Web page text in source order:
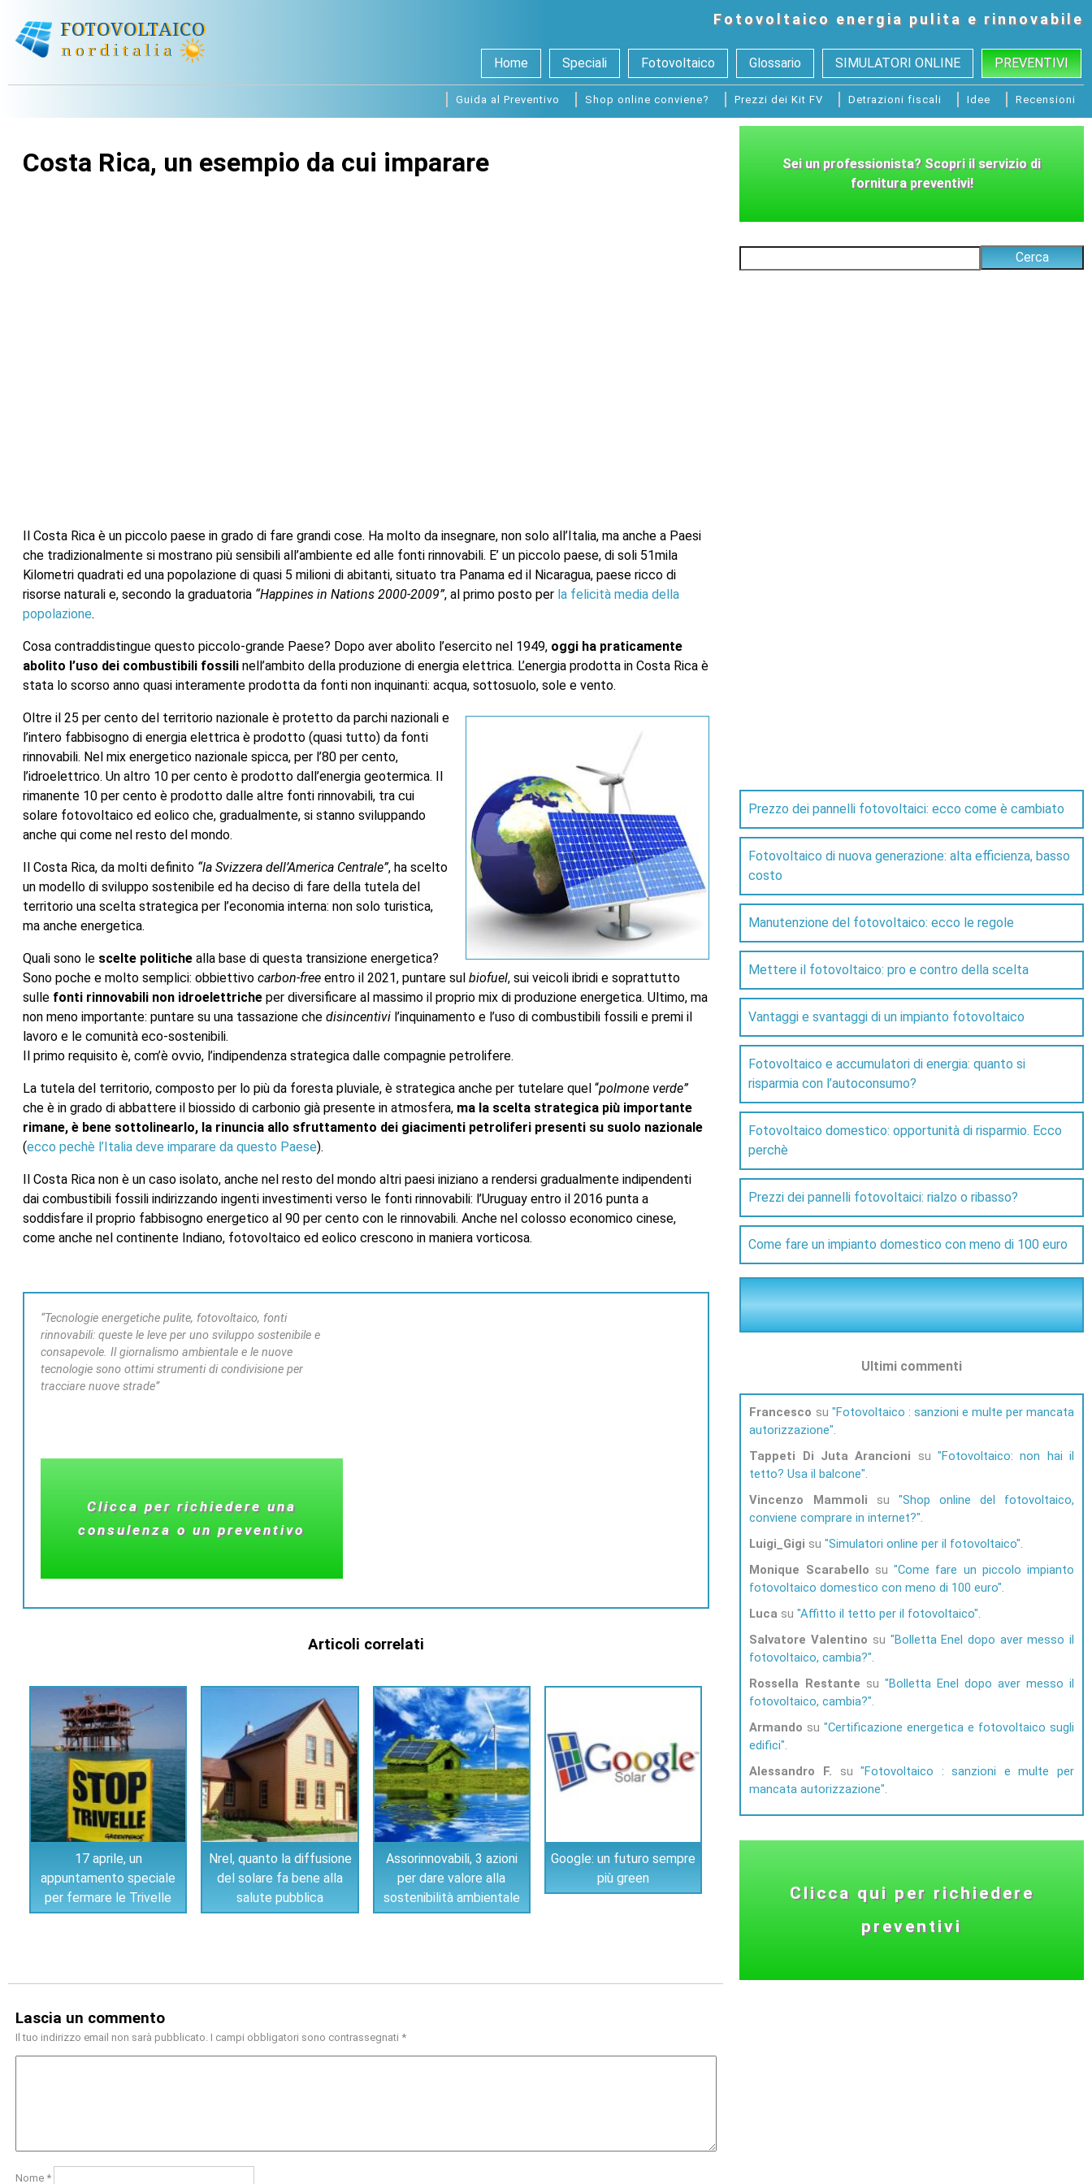
Fotovoltaico energia pulita e rinnovabile
Home Speciali Fotovoltaico Glossario SIMULATORI ONLINE PREVENTIVI
Guida al Preventivo Shop online conviene? Prezzi dei Kit FV Detrazioni fiscali Idee Recensioni
Costa Rica, un esempio da cui imparare
Il Costa Rica è un piccolo paese in grado di fare grandi cose. Ha molto da insegnare, non solo all’Italia, ma anche a Paesi
che tradizionalmente si mostrano più sensibili all’ambiente ed alle fonti rinnovabili. E’ un piccolo paese, di soli 51mila
Kilometri quadrati ed una popolazione di quasi 5 milioni di abitanti, situato tra Panama ed il Nicaragua, paese ricco di
risorse naturali e, secondo la graduatoria “Happines in Nations 2000-2009”, al primo posto per la felicità media della
popolazione.
Cosa contraddistingue questo piccolo-grande Paese? Dopo aver abolito l’esercito nel 1949, oggi ha praticamente
abolito l’uso dei combustibili fossilinell’ambito della produzione di energia elettrica. L’energia prodotta in Costa Rica è
stata lo scorso anno quasi interamente prodotta da fonti non inquinanti: acqua, sottosuolo, sole e vento.
Oltre il 25 per cento del territorio nazionale è protetto da parchi nazionali e
l’intero fabbisogno di energia elettrica è prodotto (quasi tutto) da fonti
rinnovabili. Nel mix energetico nazionale spicca, per l’80 per cento,
l’idroelettrico. Un altro 10 per cento è prodotto dall’energia geotermica. Il
rimanente 10 per cento è prodotto dalle altre fonti rinnovabili, tra cui
solare fotovoltaico ed eolico che, gradualmente, si stanno sviluppando
anche qui come nel resto del mondo.
Il Costa Rica, da molti definito “la Svizzera dell’America Centrale”, ha scelto
un modello di sviluppo sostenibile ed ha deciso di fare della tutela del
territorio una scelta strategica per l’economia interna: non solo turistica,
ma anche energetica.
Quali sono le scelte politichealla base di questa transizione energetica?
Sono poche e molto semplici: obbiettivo carbon-freeentro il 2021, puntare sul biofuel, sui veicoli ibridi e soprattutto
sulle fonti rinnovabili non idroelettricheper diversificare al massimo il proprio mix di produzione energetica. Ultimo, ma
non meno importante: puntare su una tassazione che disincentivil’inquinamento e l’uso di combustibili fossili e premi il
lavoro e le comunità eco-sostenibili.
Il primo requisito è, com’è ovvio, l’indipendenza strategica dalle compagnie petrolifere.
La tutela del territorio, composto per lo più da foresta pluviale, è strategica anche per tutelare quel “polmone verde”
che è in grado di abbattere il biossido di carbonio già presente in atmosfera, ma la scelta strategica più importante
rimane, è bene sottolinearlo, la rinuncia allo sfruttamento dei giacimenti petroliferi presenti su suolo nazionale
(ecco pechè l’Italia deve imparare da questo Paese).
Il Costa Rica non è un caso isolato, anche nel resto del mondo altri paesi iniziano a rendersi gradualmente indipendenti
dai combustibili fossili indirizzando ingenti investimenti verso le fonti rinnovabili: l’Uruguay entro il 2016 punta a
soddisfare il proprio fabbisogno energetico al 90 per cento con le rinnovabili. Anche nel colosso economico cinese,
come anche nel continente Indiano, fotovoltaico ed eolico crescono in maniera vorticosa.
“Tecnologie energetiche pulite, fotovoltaico, fonti
rinnovabili: queste le leve per uno sviluppo sostenibile e
consapevole. Il giornalismo ambientale e le nuove
tecnologie sono ottimi strumenti di condivisione per
tracciare nuove strade”
Clicca per richiedere una
consulenza o un preventivo
Articoli correlati
17 aprile, un
appuntamento speciale
per fermare le Trivelle
Nrel, quanto la diffusione
del solare fa bene alla
salute pubblica
Assorinnovabili, 3 azioni
per dare valore alla
sostenibilità ambientale
Google: un futuro sempre
più green
Lascia un commento
Il tuo indirizzo email non sarà pubblicato. I campi obbligatori sono contrassegnati *
Nome *
Prezzo dei pannelli fotovoltaici: ecco come è cambiato
Fotovoltaico di nuova generazione: alta efficienza, basso
costo
Manutenzione del fotovoltaico: ecco le regole
Mettere il fotovoltaico: pro e contro della scelta
Vantaggi e svantaggi di un impianto fotovoltaico
Fotovoltaico e accumulatori di energia: quanto si
risparmia con l’autoconsumo?
Fotovoltaico domestico: opportunità di risparmio. Ecco
perchè
Prezzi dei pannelli fotovoltaici: rialzo o ribasso?
Come fare un impianto domestico con meno di 100 euro
Ultimi commenti
Francesco su Fotovoltaico : sanzioni e multe per mancata
autorizzazione
Tappeti Di Juta Arancioni su Fotovoltaico: non hai il
tetto? Usa il balcone
Vincenzo Mammoli su
Shop online del fotovoltaico,
conviene comprare in internet?
Luigi_Gigi su Simulatori online per il fotovoltaico
Monique Scarabello su Come fare un piccolo impianto
fotovoltaico domestico con meno di 100 euro
Luca su Affitto il tetto per il fotovoltaico
Salvatore Valentino su
Bolletta Enel dopo aver messo il
fotovoltaico, cambia?
Rossella Restante su
Bolletta Enel dopo aver messo il
fotovoltaico, cambia?
Armando su Certificazione energetica e fotovoltaico sugli
edifici
Alessandro F. su Fotovoltaico : sanzioni e multe per
mancata autorizzazione
Clicca qui per richiedere
preventivi